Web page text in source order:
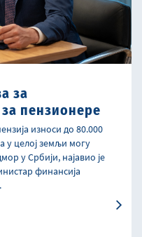
за
пензиoнере
износи до 80.000
у целој земљи могу
у Србији, најавио је
финансија